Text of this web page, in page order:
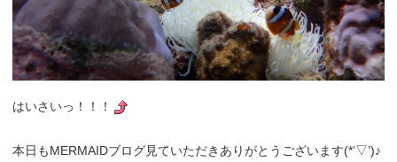
はいさいっ！！！
本日もMERMAIDブログ見ていただきありがとうございます(*’▽’)♪